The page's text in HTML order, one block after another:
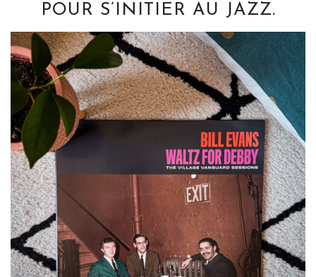
POUR S’INITIER AU JAZZ.